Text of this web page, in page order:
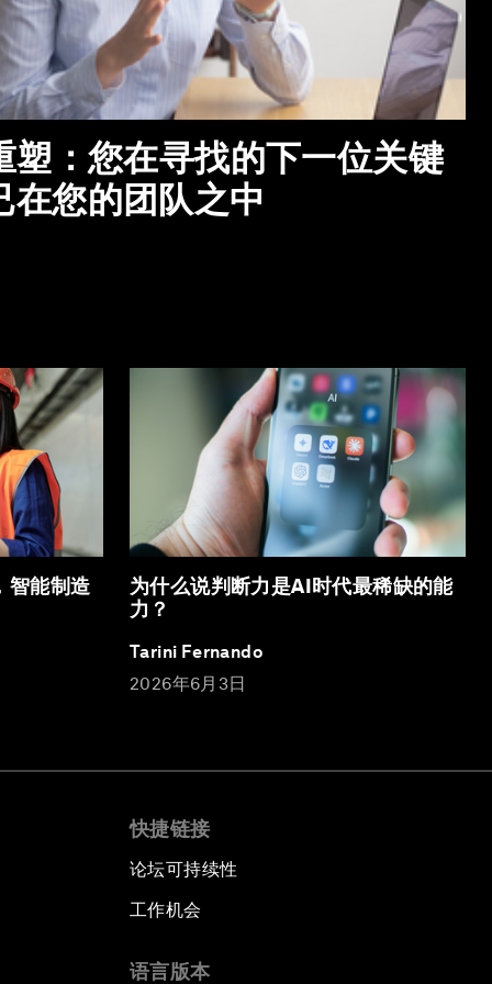
塑：您在寻找的下一位关键
在您的团队之中
智能制造
为什么说判断力是AI时代最稀缺的能
力？
Tarini Fernando
2026年6月3日
快捷链接
论坛可持续性
工作机会
语言版本